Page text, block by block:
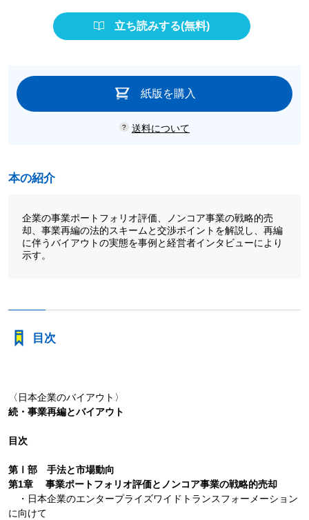
立ち読みする(無料)
紙版を購入
送料について
本の紹介
企業の事業ポートフォリオ評価、ノンコア事業の戦略的売
却、事業再編の法的スキームと交渉ポイントを解説し、再編
に伴うバイアウトの実態を事例と経営者インタビューにより
示す。
目次
〈日本企業のバイアウト〉
続・事業再編とバイアウト
目次
第Ⅰ部 手法と市場動向
第1章 事業ポートフォリオ評価とノンコア事業の戦略的売却
・日本企業のエンタープライズワイドトランスフォーメーション
に向けて